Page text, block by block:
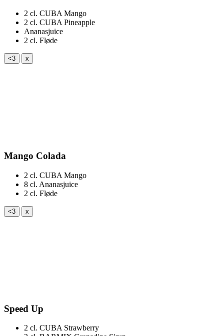
2 cl. CUBA Mango
2 cl. CUBA Pineapple
Ananasjuice
2 cl. Fløde
<3 x
Mango Colada
2 cl. CUBA Mango
8 cl. Ananasjuice
2 cl. Fløde
<3 x
Speed Up
2 cl. CUBA Strawberry